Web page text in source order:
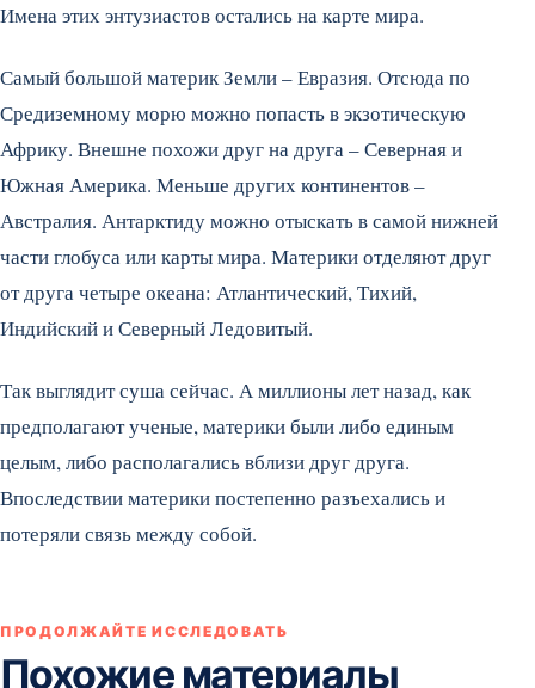
Имена этих энтузиастов остались на карте мира.
Самый большой материк Земли – Евразия. Отсюда по
Средиземному морю можно попасть в экзотическую
Африку. Внешне похожи друг на друга – Северная и
Южная Америка. Меньше других континентов –
Австралия. Антарктиду можно отыскать в самой нижней
части глобуса или карты мира. Материки отделяют друг
от друга четыре океана: Атлантический, Тихий,
Индийский и Северный Ледовитый.
Так выглядит суша сейчас. А миллионы лет назад, как
предполагают ученые, материки были либо единым
целым, либо располагались вблизи друг друга.
Впоследствии материки постепенно разъехались и
потеряли связь между собой.
ПРОДОЛЖАЙТЕ ИССЛЕДОВАТЬ
Похожие материалы